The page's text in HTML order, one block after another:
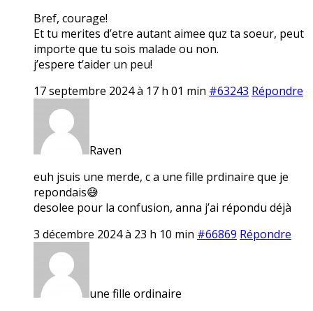
Bref, courage!
Et tu merites d’etre autant aimee quz ta soeur, peut
importe que tu sois malade ou non.
j’espere t’aider un peu!
17 septembre 2024 à 17 h 01 min #63243 Répondre
Raven
euh jsuis une merde, c a une fille prdinaire que je
repondais😅
desolee pour la confusion, anna j’ai répondu déjà
3 décembre 2024 à 23 h 10 min #66869 Répondre
une fille ordinaire